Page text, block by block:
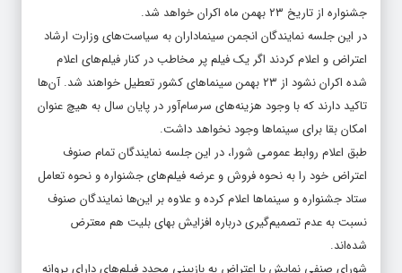
جشنواره از تاریخ ۲۳ بهمن ماه اکران خواهد شد.
در این جلسه نمایندگان انجمن سینماداران به سیاست‌های وزارت ارشاد
اعتراض و اعلام کردند اگر یک فیلم پر مخاطب در کنار فیلم‌های اعلام
شده اکران نشود از ۲۳ بهمن سینماهای کشور تعطیل خواهند شد. آن‌ها
تاکید دارند که با وجود هزینه‌های سرسام‌آور در پایان سال به هیچ عنوان
امکان بقا برای سینماها وجود نخواهد داشت.
طبق اعلام روابط عمومی شورا، در این جلسه نمایندگان تمام صنوف
اعتراض خود را به نحوه فروش و عرضه فیلم‌های جشنواره و نحوه تعامل
ستاد جشنواره و سینماها اعلام کرده و علاوه بر این‌ها نمایندگان صنوف
نسبت به عدم تصمیم‌گیری درباره افزایش بهای بلیت هم معترض
شده‌اند.
شورای صنفی نمایش با اعتراض به بازبینی مجدد فیلم‌های دارای پروانه